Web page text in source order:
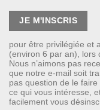
pour être privilégiée et
(environ 6 par an), lors
Nous n’aimons pas
que notre e-mail soit
pas question de le
ce qui vous intéresse,
facilement vous